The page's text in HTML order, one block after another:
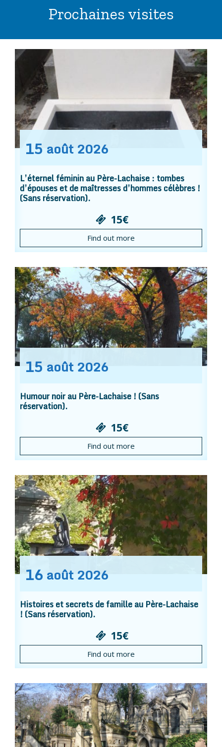
Prochaines visites
15 août 2026
L’éternel féminin au Père-Lachaise : tombes
d’épouses et de maîtresses d’hommes célèbres !
(Sans réservation).
15€
Find out more
15 août 2026
Humour noir au Père-Lachaise ! (Sans
réservation).
15€
Find out more
16 août 2026
Histoires et secrets de famille au Père-Lachaise
! (Sans réservation).
15€
Find out more